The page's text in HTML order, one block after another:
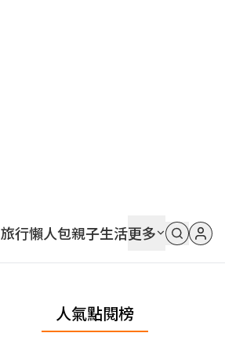
旅行懶人包親子生活更多
人氣點閱榜